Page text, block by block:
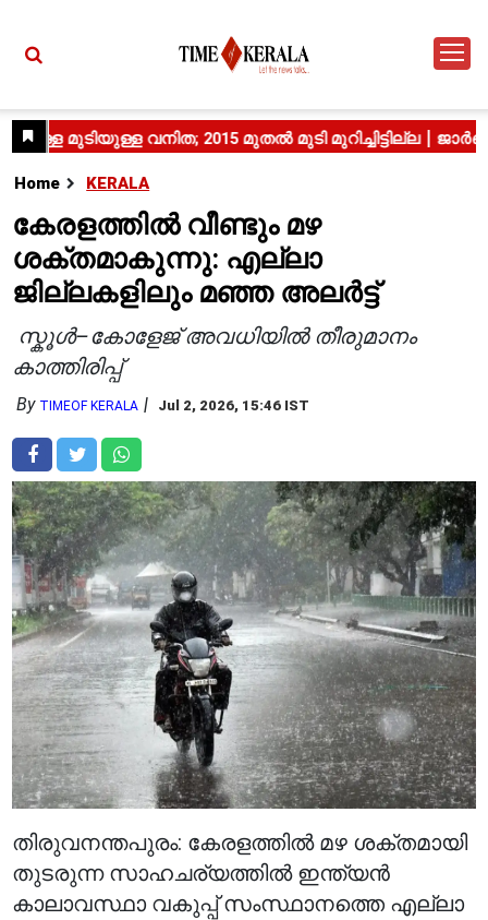
Home KERALA
കേരളത്തിൽ വീണ്ടും മഴ
ശക്തമാകുന്നു: എല്ലാ
ജില്ലകളിലും മഞ്ഞ അലർട്ട്
സ്കൂൾ–കോളേജ് അവധിയിൽ തീരുമാനം
കാത്തിരിപ്പ്
By TIMEOF KERALA Jul 2, 2026, 15:46 IST
തിരുവനന്തപുരം: കേരളത്തിൽ മഴ ശക്തമായി
തുടരുന്ന സാഹചര്യത്തിൽ ഇന്ത്യൻ
കാലാവസ്ഥാ വകുപ്പ് സംസ്ഥാനത്തെ എല്ലാ